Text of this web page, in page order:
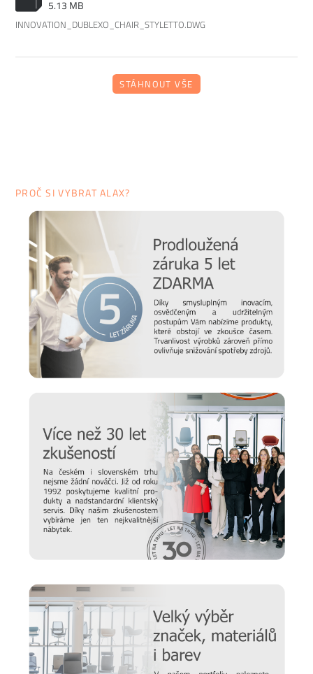
Prodlužte životnost nábytku
Chtěli bychom, aby vám nábytek sloužil co nejdéle. Protože
víme, že důležitou roli v jeho odolnosti hraje správná údržba,
připravili jsme pro vás několiktipů a doporučení, jak se
starat o různé typy povrchu a čemu se naopak vyvarovat >>
péče o nábytek
Nový časopis o designu
Hledáte inspiraci do nového domova a potřebujete poradit,
jak vybrat židli, stůl, postel nebo třeba matraci? Nebo vás
zajímají trendy v bydlení a chcete mít vždy ty nejčerstvější
informace. Pak sledujte náš onlinemagazín Alaxmag, ve
5.13 MB
INNOVATION_DUBLEXO_CHAIR_STYLETTO.DWG
STÁHNOUT VŠE
PROČ SI VYBRAT ALAX?